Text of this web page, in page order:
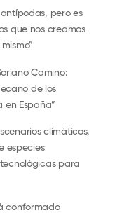
antípodas, pero es
que nos creamos
Camino:
de los
en España”
climáticos,
especies
para
conformado